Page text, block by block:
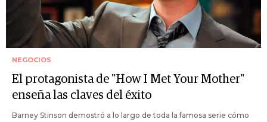
NEGOCIOS
El protagonista de "How I Met Your Mother"
enseña las claves del éxito
Barney Stinson demostró a lo largo de toda la famosa serie cómo